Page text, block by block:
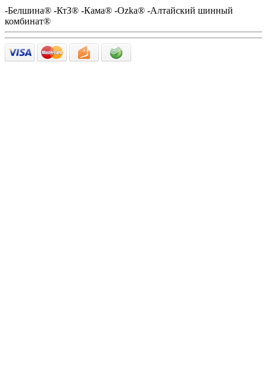
-Белшина® -КтЗ® -Кама® -Ozka® -Алтайский шинный
комбинат®